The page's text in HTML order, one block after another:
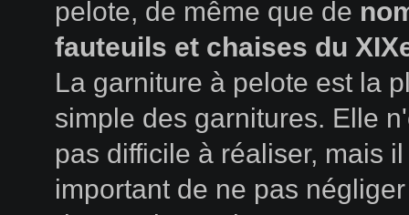
pelote, de même que de
fauteuils et chaises du
La garniture à pelote est la
simple des garnitures. Elle
pas difficile à réaliser, mais
important de ne pas